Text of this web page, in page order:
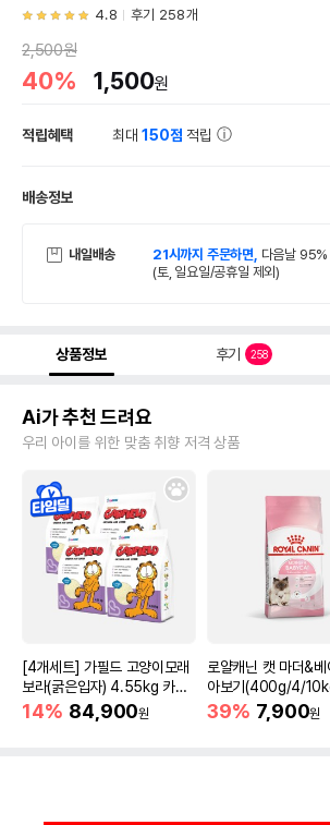
4.8 후기 258개
2,500원
40% 1,500원
적립혜택 최대150점 적립
배송정보
내일배송 21시까지 주문하면, 다음날 95%
(토, 일요일/공휴일 제외)
상품정보 후기 258
Ai가 추천 드려요
우리 아이를 위한 맞춤 취향 저격 상품
[4개세트] 가필드 고양이모래
보라(굵은입자) 4.55kg 카사
바모래
14% 84,900원
로얄캐닌 캣 마더&베
아보기(400g/4/
39% 7,900원